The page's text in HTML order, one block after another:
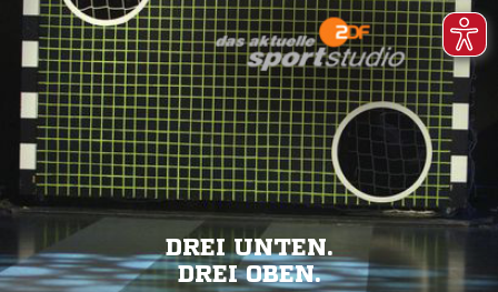
DREI UNTEN.
DREI OBEN.